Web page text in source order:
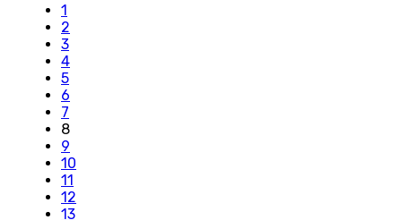
1
2
3
4
5
6
7
8
9
10
11
12
13